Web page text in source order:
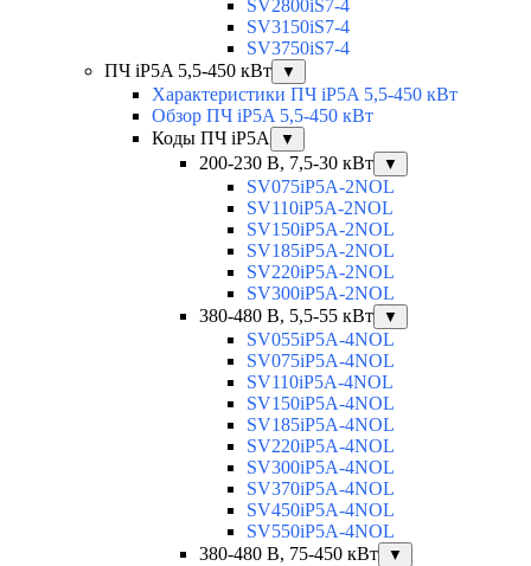
SV2800iS7-4
SV3150iS7-4
SV3750iS7-4
ПЧ iP5A 5,5-450 кВт
▼
Характеристики ПЧ iP5A 5,5-450 кВт
Обзор ПЧ iP5A 5,5-450 кВт
Коды ПЧ iP5A
▼
200-230 В, 7,5-30 кВт ▼
SV075iP5A-2NOL
SV110iP5A-2NOL
SV150iP5A-2NOL
SV185iP5A-2NOL
SV220iP5A-2NOL
SV300iP5A-2NOL
380-480 В, 5,5-55 кВт
▼
SV055iP5A-4NOL
SV075iP5A-4NOL
SV110iP5A-4NOL
SV150iP5A-4NOL
SV185iP5A-4NOL
SV220iP5A-4NOL
SV300iP5A-4NOL
SV370iP5A-4NOL
SV450iP5A-4NOL
SV550iP5A-4NOL
380-480 В, 75-450 кВт
▼